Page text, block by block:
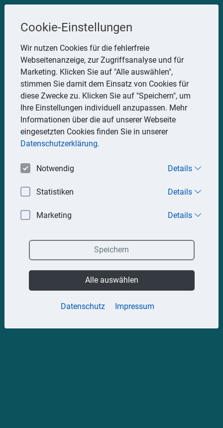
Steuerberater
Uwe Glauner
Erlachstraße 28, 75217 Birkenfeld
Telefon: 07082 7935533
Mobil: 0151 15330111
E-Mail:stbglauner@t-online.de
Impressum Datenschutz
Cookie-Einstellungen
Wir nutzen Cookies für die fehlerfreie
Webseitenanzeige, zur Zugriffsanalyse und für
Marketing. Klicken Sie auf "Alle auswählen",
stimmen Sie damit dem Einsatz von Cookies für
diese Zwecke zu. Klicken Sie auf "Speichern", um
Ihre Einstellungen individuell anzupassen. Mehr
Informationen über die auf unserer Webseite
eingesetzten Cookies finden Sie in unserer
Datenschutzerklärung.
Notwendig Details
Statistiken Details
Marketing Details
Datenschutz Impressum
Speichern
Alle auswählen